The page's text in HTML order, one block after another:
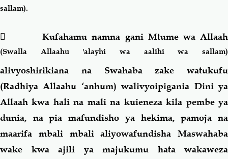
sallam).
 Kufahamu namna gani Mtume wa Allaah
(Swalla Allaahu 'alayhi wa aalihi wa sallam)
alivyoshirikiana na Swahaba zake watukufu
(Radhiya Allaahu ‘anhum) walivyoipigania Dini ya
Allaah kwa hali na mali na kuieneza kila pembe ya
dunia, na pia mafundisho ya hekima, pamoja na
maarifa mbali mbali aliyowafundisha Maswahaba
wake kwa ajili ya majukumu hata wakaweza